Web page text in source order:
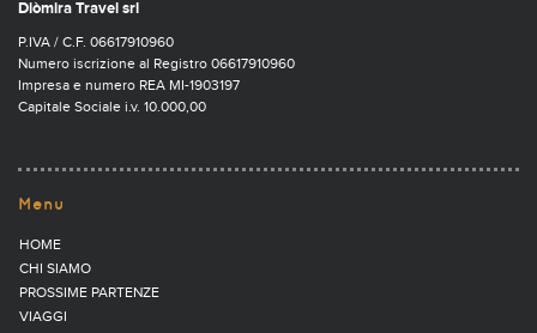
Diòmira Travel srl
P.IVA / C.F. 06617910960
Numero iscrizione al Registro 06617910960
Impresa e numero REA MI-1903197
Capitale Sociale i.v. 10.000,00
Menu
HOME
CHI SIAMO
PROSSIME PARTENZE
VIAGGI